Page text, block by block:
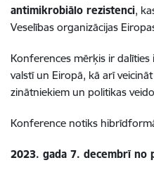
antimikrobiālo rezistenci,
Veselības organizācijas
Konferences mērķis ir
valstī un Eiropā, kā arī
zinātniekiem un politikas
Konference notiks
2023. gada 7. decembrī no